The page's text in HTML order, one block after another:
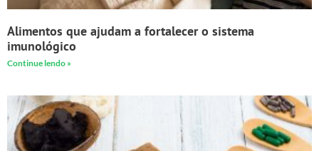
Alimentos que ajudam a fortalecer o sistema
imunológico
Continue lendo »